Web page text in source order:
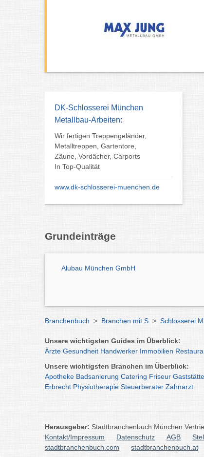
DK-Schlosserei München
Metallbau-Arbeiten:
Wir fertigen Treppengeländer,
Metalltreppen, Gartentore,
Zäune, Vordächer, Carports
In Top-Qualität
www.dk-schlosserei-muenchen.de
Grundeinträge
Alubau München GmbH
Branchenbuch > Branchen mit S > Schlosserei
Unsere wichtigsten Guides im Überblick:
Ärzte Gesundheit Handwerker Immobilien
Unsere wichtigsten Branchen im Überblick:
Apotheke Badsanierung Catering Friseur
Erbrecht Physiotherapie Steuerberater Zahnarzt
Herausgeber: Stadtbranchenbuch München
Kontakt/Impressum
Datenschutz AGB
stadtbranchenbuch.com
stadtbranchenbuch.at